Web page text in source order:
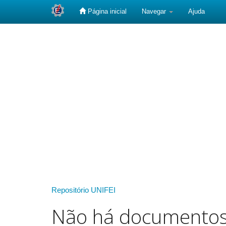
Página inicial Navegar Ajuda
Repositório UNIFEI
Não há